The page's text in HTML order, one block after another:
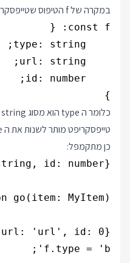
במקרה של f הטיפוס שטייפסקריפט הסיק הוא:
}
כן מתקמפל:
f.type = 'b';